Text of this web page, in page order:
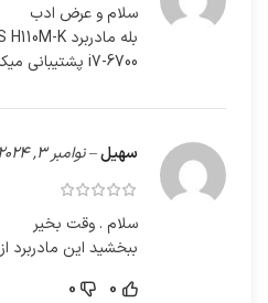
سلام و عرض ادب
i7-6700 پشتیبانی میکند .
سهیل–نوامبر 3, 2024
سلام . وقت بخیر
ببخشید این مادربرد از SSD M2 پشتیبانی میکند؟
0
0